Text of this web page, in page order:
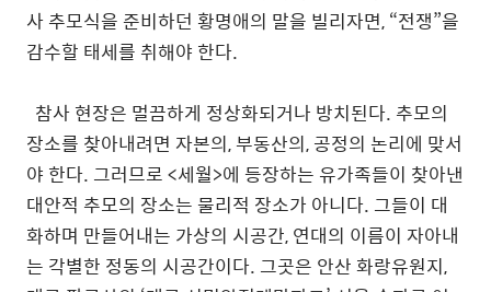
사 추모식을 준비하던 황명애의 말을 빌리자면, “전쟁”을
감수할 태세를 취해야 한다.
참사 현장은 멀끔하게 정상화되거나 방치된다. 추모의
장소를 찾아내려면 자본의,부동산의,공정의 논리에 맞서
야 한다. 그러므로<세월>에 등장하는 유가족들이 찾아낸
대안적 추모의 장소는 물리적 장소가 아니다. 그들이 대
화하며 만들어내는 가상의 시공간,연대의 이름이 자아내
는 각별한 정동의 시공간이다. 그곳은 안산 화랑유원지,